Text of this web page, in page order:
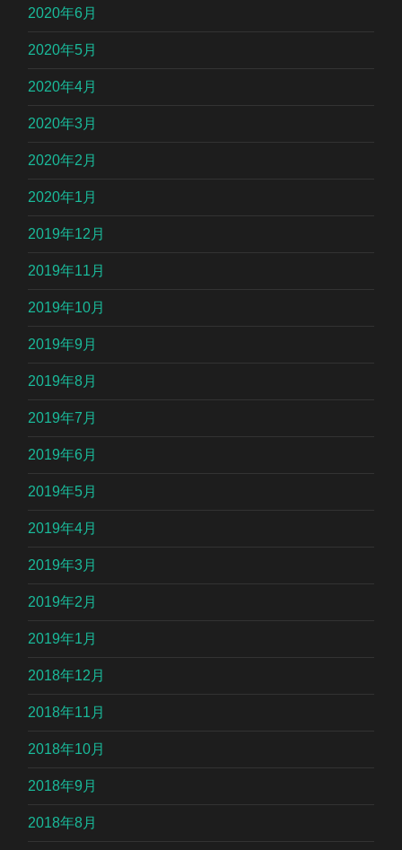
2020年6月
2020年5月
2020年4月
2020年3月
2020年2月
2020年1月
2019年12月
2019年11月
2019年10月
2019年9月
2019年8月
2019年7月
2019年6月
2019年5月
2019年4月
2019年3月
2019年2月
2019年1月
2018年12月
2018年11月
2018年10月
2018年9月
2018年8月